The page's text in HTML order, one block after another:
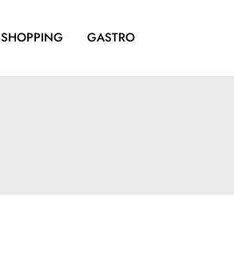
SHOPPING GASTRO